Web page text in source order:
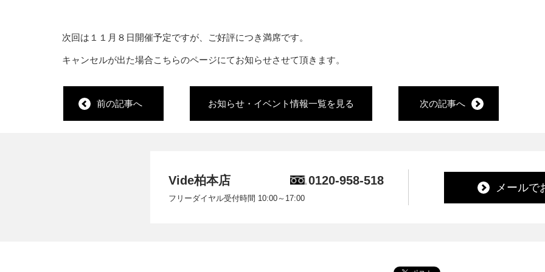
次回は１１月８日開催予定ですが、ご好評につき満席です。
キャンセルが出た場合こちらのページにてお知らせさせて頂きます。
前の記事へ お知らせ・イベント情報一覧を見る 次の記事へ
Vide柏本店 0120-958-518
フリーダイヤル受付時間 10:00～17:00
メールで